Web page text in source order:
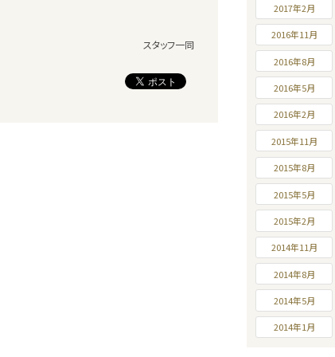
スタッフ一同
2017年2月
2016年11月
2016年8月
2016年5月
2016年2月
2015年11月
2015年8月
2015年5月
2015年2月
2014年11月
2014年8月
2014年5月
2014年1月